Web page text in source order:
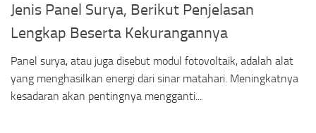
Jenis Panel Surya, Berikut Penjelasan
Lengkap Beserta Kekurangannya
Panel surya, atau juga disebut modul fotovoltaik, adalah alat
yang menghasilkan energi dari sinar matahari. Meningkatnya
kesadaran akan pentingnya mengganti...